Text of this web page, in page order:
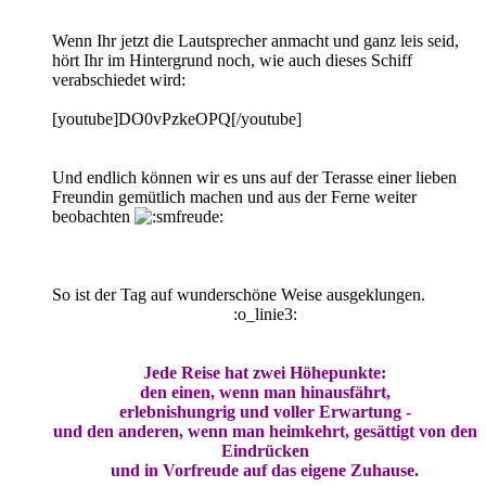
Wenn Ihr jetzt die Lautsprecher anmacht und ganz leis seid,
hört Ihr im Hintergrund noch, wie auch dieses Schiff
verabschiedet wird:
[youtube]DO0vPzkeOPQ[/youtube]
Und endlich können wir es uns auf der Terasse einer lieben
Freundin gemütlich machen und aus der Ferne weiter
beobachten
So ist der Tag auf wunderschöne Weise ausgeklungen.
:o_linie3:
Jede Reise hat zwei Höhepunkte:
den einen, wenn man hinausfährt,
erlebnishungrig und voller Erwartung -
und den anderen, wenn man heimkehrt, gesättigt von den
Eindrücken
und in Vorfreude auf das eigene Zuhause.